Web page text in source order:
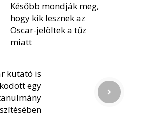
Később mondják meg,
hogy kik lesznek az
Oscar-jelöltek a tűz
miatt
kutató is
egy